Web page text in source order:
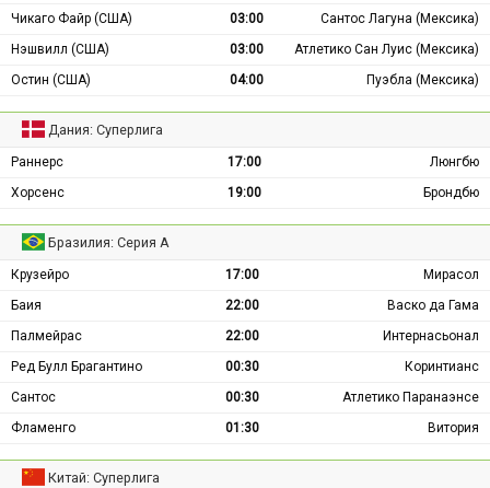
Чикаго Файр (США)
03:00
Сантос Лагуна (Мексика)
Нэшвилл (США)
03:00
Атлетико Сан Луис (Мексика)
Остин (США)
04:00 Пуэбла (Мексика)
Дания: Суперлига
Раннерс 17:00
Люнгбю
Хорсенс
19:00 Брондбю
Бразилия: Серия А
Крузейро 17:00
Мирасол
Баия
22:00
Васко да Гама
Палмейрас
22:00
Интернасьонал
Ред Булл Брагантино
00:30
Коринтианс
Сантос
00:30
Атлетико Паранаэнсе
Фламенго
01:30 Витория
Китай: Суперлига